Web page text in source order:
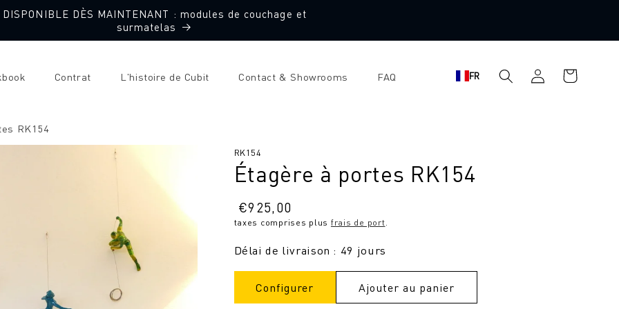
DISPONIBLE DÈS MAINTENANT : modules de couchage et
surmatelas
Contrat L'histoire de Cubit Contact & Showrooms FAQ FR
connecter
Panier
d'achat
RK154
SKU
RK154
Étagère à portes RK154
Prix
normal
€925,00
taxes comprises plus frais de port.
Délai de livraison : 49 jours
Configurer Ajouter au panier